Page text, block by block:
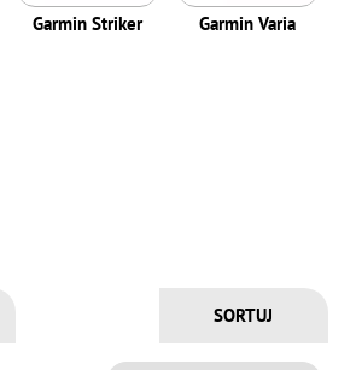
Garmin Striker Garmin Varia